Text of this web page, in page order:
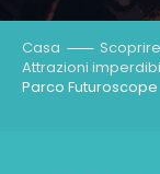
Casa Scoprire
Attrazioni
Parco Futuroscope